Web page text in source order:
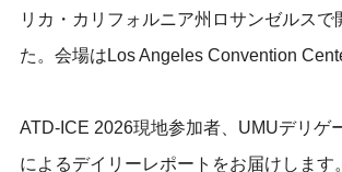
リカ・カリフォルニア州ロサンゼルスで
た。会場はLos Angeles Convention
ATD-ICE 2026現地参加者、UMUデリゲ
によるデイリーレポートをお届けします